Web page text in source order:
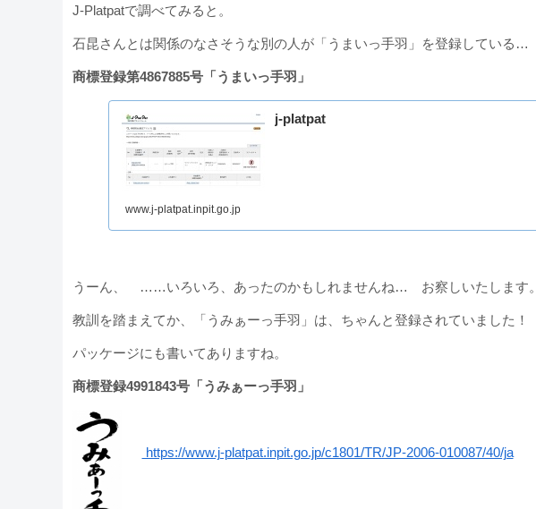
J-Platpatで調べてみると。
石昆さんとは関係のなさそうな別の人が「うまいっ手羽」を登録している…
商標登録第4867885号「うまいっ手羽」
j-platpat
www.j-platpat.inpit.go.jp
うーん、 ……いろいろ、あったのかもしれませんね… お察しいたします。
教訓を踏まえてか、「うみぁーっ手羽」は、ちゃんと登録されていました！
パッケージにも書いてありますね。
商標登録4991843号「うみぁーっ手羽」
https://www.j-platpat.inpit.go.jp/c1801/TR/JP-2006-010087/40/ja